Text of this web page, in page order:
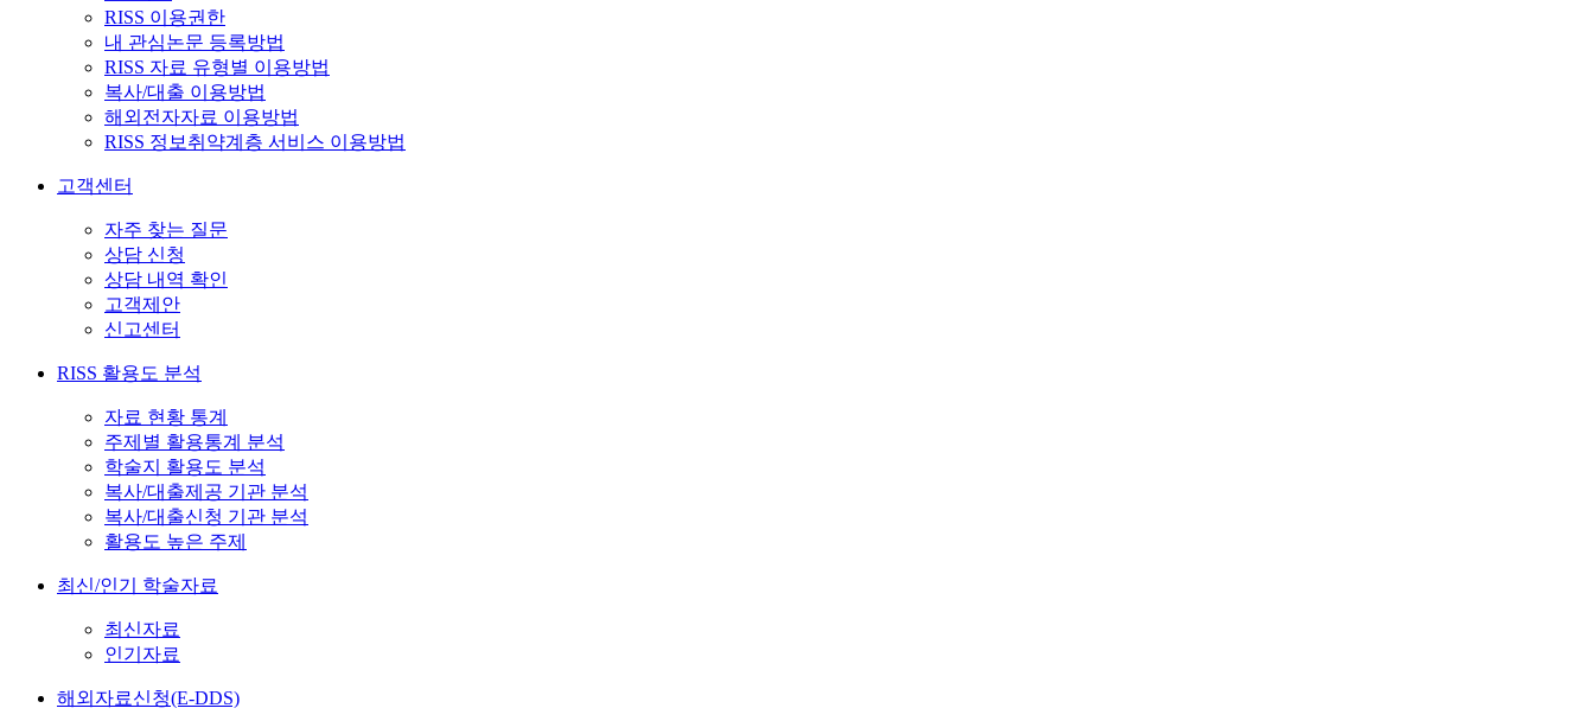
RISS 이용권한
내 관심논문 등록방법
RISS 자료 유형별 이용방법
복사/대출 이용방법
해외전자자료 이용방법
RISS 정보취약계층 서비스 이용방법
고객센터
자주 찾는 질문
상담 신청
상담 내역 확인
고객제안
신고센터
RISS 활용도 분석
자료 현황 통계
주제별 활용통계 분석
학술지 활용도 분석
복사/대출제공 기관 분석
복사/대출신청 기관 분석
활용도 높은 주제
최신/인기 학술자료
최신자료
인기자료
해외자료신청(E-DDS)